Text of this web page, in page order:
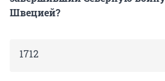
Швецией?
1712